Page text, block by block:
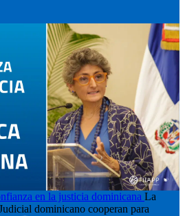
en la justicia dominicana La
dominicano cooperan para